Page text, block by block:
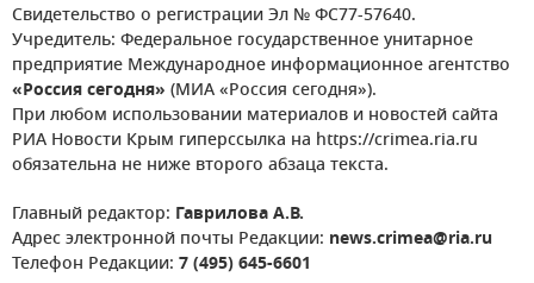
Свидетельство о регистрации Эл № ФС77-57640.
Учредитель: Федеральное государственное унитарное
предприятие Международное информационное агентство
«Россия сегодня» (МИА «Россия сегодня»).
При любом использовании материалов и новостей сайта
РИА Новости Крым гиперссылка на https://crimea.ria.ru
обязательна не ниже второго абзаца текста.
Главный редактор: Гаврилова А.В.
Адрес электронной почты Редакции: news.crimea@ria.ru
Телефон Редакции: 7 (495) 645-6601